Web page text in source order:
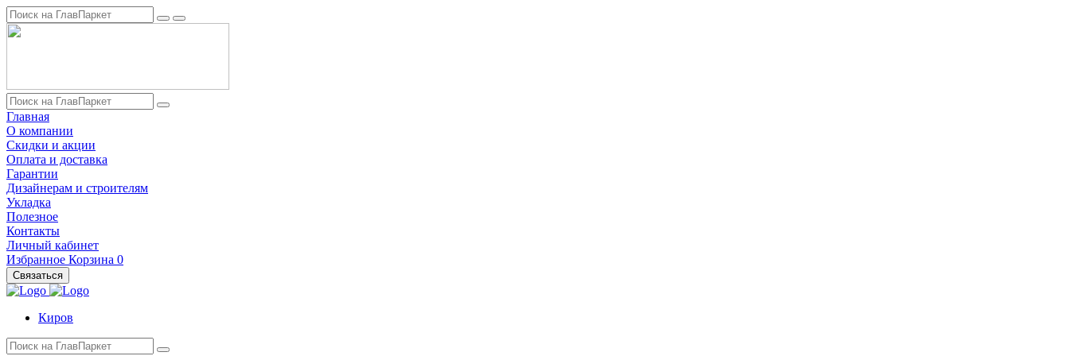
Главная
О компании
Скидки и акции
Оплата и доставка
Гарантии
Дизайнерам и строителям
Укладка
Полезное
Контакты
Личный кабинет
Избранное Корзина 0
Связаться
Киров